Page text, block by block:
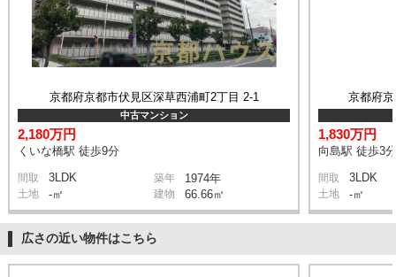
京都府京都市伏見区深草西浦町2丁目 2-1
中古マンション
2,180万円
くいな橋駅 徒歩9分
間取 3LDK 築年 1974年
土地 -㎡ 建物 66.66㎡
京都府
1,830万円
向島駅 徒歩3分
間取 3LDK
土地 -㎡
広さの近い物件はこちら